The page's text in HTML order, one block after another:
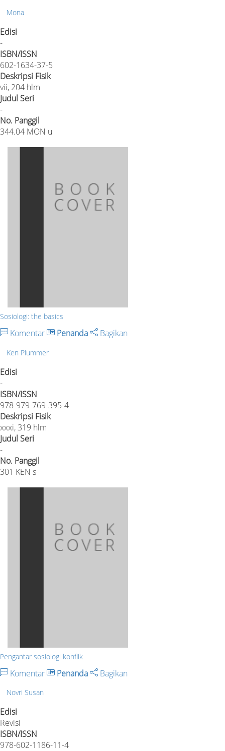
Mona
Edisi
-
ISBN/ISSN
602-1634-37-5
Deskripsi Fisik
vii, 204 hlm
Judul Seri
-
No. Panggil
344.04 MON u
Sosiologi: the basics
Komentar Penanda Bagikan
Ken Plummer
Edisi
-
ISBN/ISSN
978-979-769-395-4
Deskripsi Fisik
xxxi, 319 hlm
Judul Seri
-
No. Panggil
301 KEN s
Pengantar sosiologi konflik
Komentar Penanda Bagikan
Novri Susan
Edisi
Revisi
ISBN/ISSN
978-602-1186-11-4